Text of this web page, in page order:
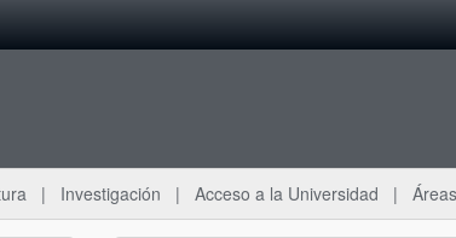
Investigación Acceso a la Universidad